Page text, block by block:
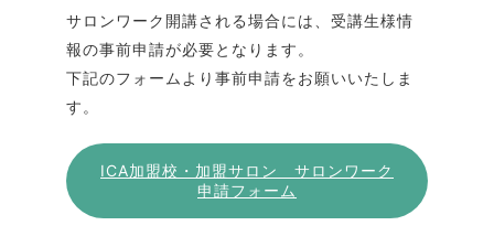
サロンワーク開講される場合には、受講生様情
報の事前申請が必要となります。
下記のフォームより事前申請をお願いいたしま
す。
ICA加盟校・加盟サロン サロンワーク
申請フォーム